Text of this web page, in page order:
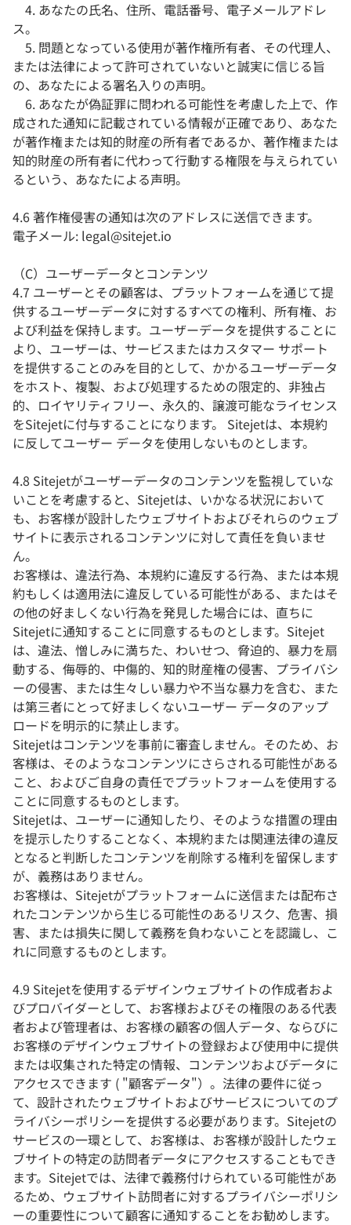
4. あなたの氏名、住所、電話番号、電子メールアドレ
ス。
5. 問題となっている使用が著作権所有者、その代理人、
または法律によって許可されていないと誠実に信じる旨
の、あなたによる署名入りの声明。
6. あなたが偽証罪に問われる可能性を考慮した上で、作
成された通知に記載されている情報が正確であり、あなた
が著作権または知的財産の所有者であるか、著作権または
知的財産の所有者に代わって行動する権限を与えられてい
るという、あなたによる声明。
4.6 著作権侵害の通知は次のアドレスに送信できます。
電子メール: legal@sitejet.io
（C）ユーザーデータとコンテンツ
4.7 ユーザーとその顧客は、プラットフォームを通じて提
供するユーザーデータに対するすべての権利、所有権、お
よび利益を保持します。ユーザーデータを提供することに
より、ユーザーは、サービスまたはカスタマー サポート
を提供することのみを目的として、かかるユーザーデータ
をホスト、複製、および処理するための限定的、非独占
的、ロイヤリティフリー、永久的、譲渡可能なライセンス
をSitejetに付与することになります。 Sitejetは、本規約
に反してユーザー データを使用しないものとします。
4.8 Sitejetがユーザーデータのコンテンツを監視していな
いことを考慮すると、Sitejetは、いかなる状況において
も、お客様が設計したウェブサイトおよびそれらのウェブ
サイトに表示されるコンテンツに対して責任を負いませ
ん。
お客様は、違法行為、本規約に違反する行為、または本規
約もしくは適用法に違反している可能性がある、またはそ
の他の好ましくない行為を発見した場合には、直ちに
Sitejetに通知することに同意するものとします。Sitejet
は、違法、憎しみに満ちた、わいせつ、脅迫的、暴力を扇
動する、侮辱的、中傷的、知的財産権の侵害、プライバシ
ーの侵害、または生々しい暴力や不当な暴力を含む、また
は第三者にとって好ましくないユーザー データのアップ
ロードを明示的に禁止します。
Sitejetはコンテンツを事前に審査しません。そのため、お
客様は、そのようなコンテンツにさらされる可能性がある
こと、およびご自身の責任でプラットフォームを使用する
ことに同意するものとします。
Sitejetは、ユーザーに通知したり、そのような措置の理由
を提示したりすることなく、本規約または関連法律の違反
となると判断したコンテンツを削除する権利を留保します
が、義務はありません。
お客様は、Sitejetがプラットフォームに送信または配布さ
れたコンテンツから生じる可能性のあるリスク、危害、損
害、または損失に関して義務を負わないことを認識し、こ
れに同意するものとします。
4.9 Sitejetを使用するデザインウェブサイトの作成者およ
びプロバイダーとして、お客様およびその権限のある代表
者および管理者は、お客様の顧客の個人データ、ならびに
お客様のデザインウェブサイトの登録および使用中に提供
または収集された特定の情報、コンテンツおよびデータに
アクセスできます ( "顧客データ"）。法律の要件に従っ
て、設計されたウェブサイトおよびサービスについてのプ
ライバシーポリシーを提供する必要があります。Sitejetの
サービスの一環として、お客様は、お客様が設計したウェ
ブサイトの特定の訪問者データにアクセスすることもでき
ます。Sitejetでは、法律で義務付けられている可能性があ
るため、ウェブサイト訪問者に対するプライバシーポリシ
ーの重要性について顧客に通知することをお勧めします。